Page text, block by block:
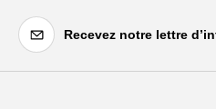
Recevez notre lettre